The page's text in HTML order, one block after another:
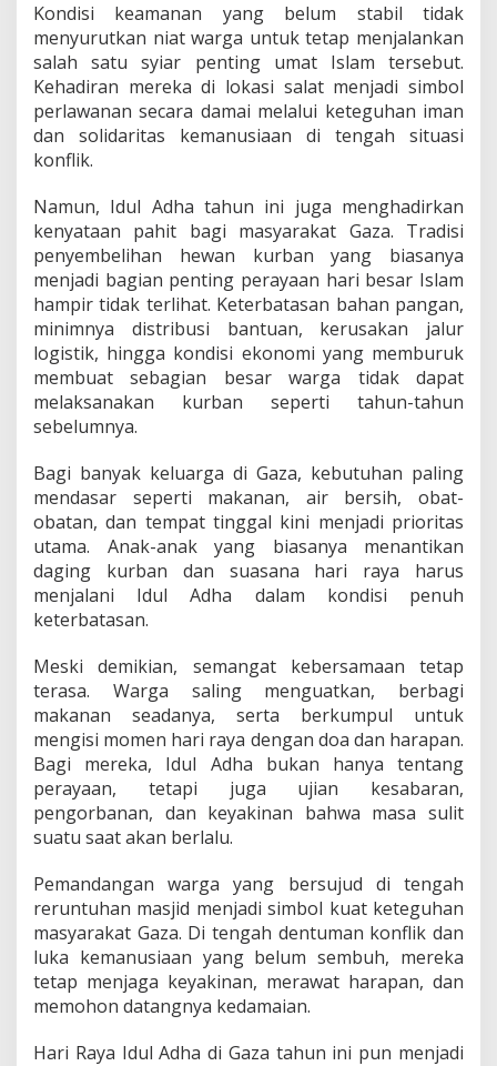
Kondisi keamanan yang belum stabil tidak
menyurutkan niat warga untuk tetap menjalankan
salah satu syiar penting umat Islam tersebut.
Kehadiran mereka di lokasi salat menjadi simbol
perlawanan secara damai melalui keteguhan iman
dan solidaritas kemanusiaan di tengah situasi
konflik.
Namun, Idul Adha tahun ini juga menghadirkan
kenyataan pahit bagi masyarakat Gaza. Tradisi
penyembelihan hewan kurban yang biasanya
menjadi bagian penting perayaan hari besar Islam
hampir tidak terlihat. Keterbatasan bahan pangan,
minimnya distribusi bantuan, kerusakan jalur
logistik, hingga kondisi ekonomi yang memburuk
membuat sebagian besar warga tidak dapat
melaksanakan kurban seperti tahun-tahun
sebelumnya.
Bagi banyak keluarga di Gaza, kebutuhan paling
mendasar seperti makanan, air bersih, obat-
obatan, dan tempat tinggal kini menjadi prioritas
utama. Anak-anak yang biasanya menantikan
daging kurban dan suasana hari raya harus
menjalani Idul Adha dalam kondisi penuh
keterbatasan.
Meski demikian, semangat kebersamaan tetap
terasa. Warga saling menguatkan, berbagi
makanan seadanya, serta berkumpul untuk
mengisi momen hari raya dengan doa dan harapan.
Bagi mereka, Idul Adha bukan hanya tentang
perayaan, tetapi juga ujian kesabaran,
pengorbanan, dan keyakinan bahwa masa sulit
suatu saat akan berlalu.
Pemandangan warga yang bersujud di tengah
reruntuhan masjid menjadi simbol kuat keteguhan
masyarakat Gaza. Di tengah dentuman konflik dan
luka kemanusiaan yang belum sembuh, mereka
tetap menjaga keyakinan, merawat harapan, dan
memohon datangnya kedamaian.
Hari Raya Idul Adha di Gaza tahun ini pun menjadi